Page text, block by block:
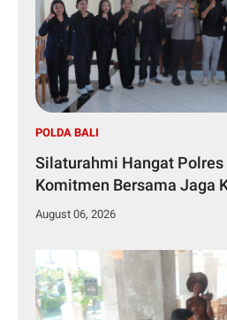
POLDA BALI
Silaturahmi Hangat Polres
Komitmen Bersama Jaga
August 06, 2026